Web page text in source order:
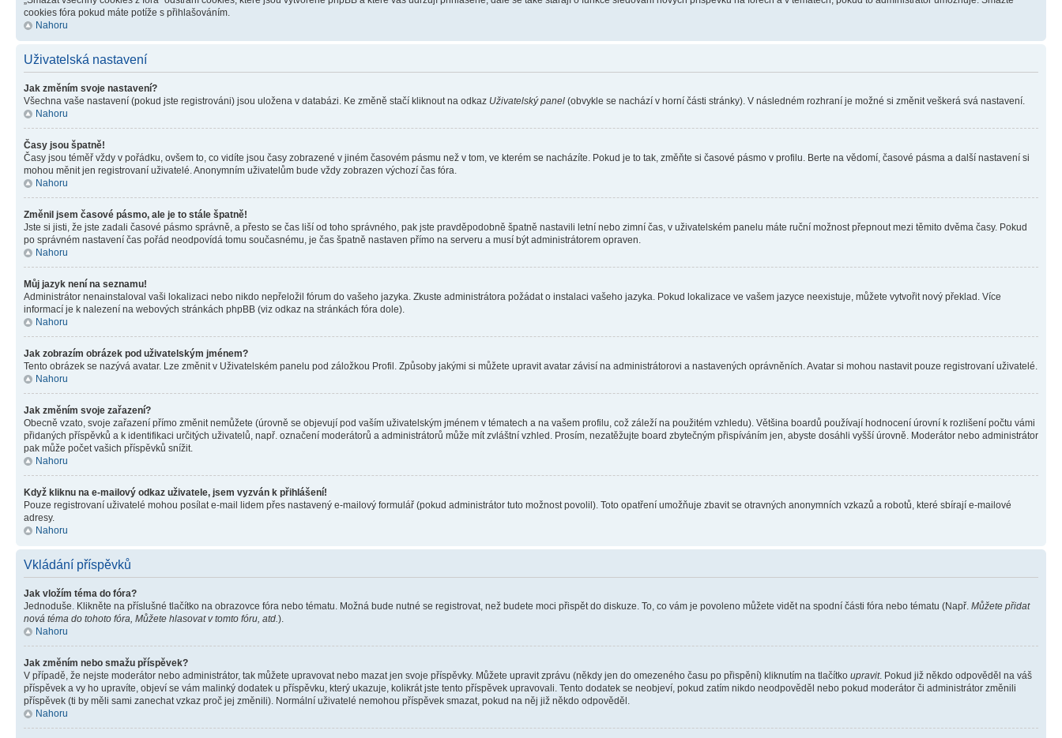
cookies fóra pokud máte potíže s přihlašováním.
Nahoru
Uživatelská nastavení
Jak změním svoje nastavení?
Všechna vaše nastavení (pokud jste registrováni) jsou uložena v databázi. Ke změně stačí kliknout na odkaz Uživatelský panel (obvykle se nachází v horní části stránky). V následném rozhraní je možné si změnit veškerá svá nastavení.
Nahoru
Časy jsou špatně!
Časy jsou téměř vždy v pořádku, ovšem to, co vidíte jsou časy zobrazené v jiném časovém pásmu než v tom, ve kterém se nacházíte. Pokud je to tak, změňte si časové pásmo v profilu. Berte na vědomí, časové pásma a další nastavení si
mohou měnit jen registrovaní uživatelé. Anonymním uživatelům bude vždy zobrazen výchozí čas fóra.
Nahoru
Změnil jsem časové pásmo, ale je to stále špatně!
Jste si jisti, že jste zadali časové pásmo správně, a přesto se čas liší od toho správného, pak jste pravděpodobně špatně nastavili letní nebo zimní čas, v uživatelském panelu máte ruční možnost přepnout mezi těmito dvěma časy. Pokud
po správném nastavení čas pořád neodpovídá tomu současnému, je čas špatně nastaven přímo na serveru a musí být administrátorem opraven.
Nahoru
Můj jazyk není na seznamu!
Administrátor nenainstaloval vaši lokalizaci nebo nikdo nepřeložil fórum do vašeho jazyka. Zkuste administrátora požádat o instalaci vašeho jazyka. Pokud lokalizace ve vašem jazyce neexistuje, můžete vytvořit nový překlad. Více
informací je k nalezení na webových stránkách phpBB (viz odkaz na stránkách fóra dole).
Nahoru
Jak zobrazím obrázek pod uživatelským jménem?
Tento obrázek se nazývá avatar. Lze změnit v Uživatelském panelu pod záložkou Profil. Způsoby jakými si můžete upravit avatar závisí na administrátorovi a nastavených oprávněních. Avatar si mohou nastavit pouze registrovaní uživatelé.
Nahoru
Jak změním svoje zařazení?
Obecně vzato, svoje zařazení přímo změnit nemůžete (úrovně se objevují pod vaším uživatelským jménem v tématech a na vašem profilu, což záleží na použitém vzhledu). Většina boardů používají hodnocení úrovní k rozlišení počtu vámi
přidaných příspěvků a k identifikaci určitých uživatelů, např. označení moderátorů a administrátorů může mít zvláštní vzhled. Prosím, nezatěžujte board zbytečným přispíváním jen, abyste dosáhli vyšší úrovně. Moderátor nebo administrátor
pak může počet vašich příspěvků snížit.
Nahoru
Když kliknu na e-mailový odkaz uživatele, jsem vyzván k přihlášení!
Pouze registrovaní uživatelé mohou posílat e-mail lidem přes nastavený e-mailový formulář (pokud administrátor tuto možnost povolil). Toto opatření umožňuje zbavit se otravných anonymních vzkazů a robotů, které sbírají e-mailové
adresy.
Nahoru
Vkládání příspěvků
Jak vložím téma do fóra?
Jednoduše. Klikněte na příslušné tlačítko na obrazovce fóra nebo tématu. Možná bude nutné se registrovat, než budete moci přispět do diskuze. To, co vám je povoleno můžete vidět na spodní části fóra nebo tématu (Např. Můžete přidat
nová téma do tohoto fóra, Můžete hlasovat v tomto fóru, atd. ).
Nahoru
Jak změním nebo smažu příspěvek?
V případě, že nejste moderátor nebo administrátor, tak můžete upravovat nebo mazat jen svoje příspěvky. Můžete upravit zprávu (někdy jen do omezeného času po přispění) kliknutím na tlačítko upravit. Pokud již někdo odpověděl na váš
příspěvek a vy ho upravíte, objeví se vám malinký dodatek u příspěvku, který ukazuje, kolikrát jste tento příspěvek upravovali. Tento dodatek se neobjeví, pokud zatím nikdo neodpověděl nebo pokud moderátor či administrátor změnili
příspěvek (ti by měli sami zanechat vzkaz proč jej změnili). Normální uživatelé nemohou příspěvek smazat, pokud na něj již někdo odpověděl.
Nahoru